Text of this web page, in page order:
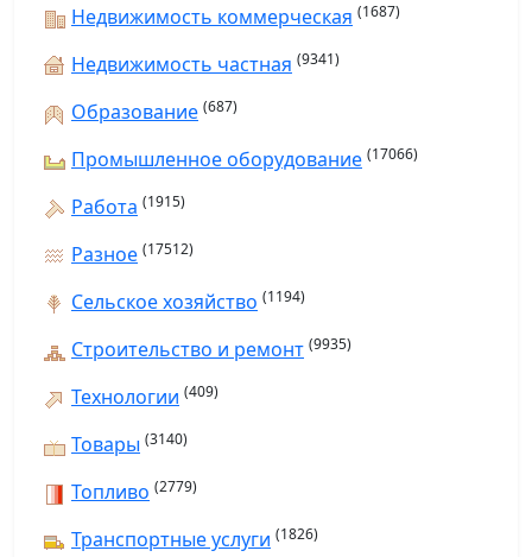
Недвижимость коммерческая (1687)
Недвижимость частная (9341)
Образование (687)
Промышленное оборудование (17066)
Работа (1915)
Разное (17512)
Сельское хозяйство (1194)
Строительство и ремонт (9935)
Технологии (409)
Товары (3140)
Топливо (2779)
Транспортные услуги (1826)